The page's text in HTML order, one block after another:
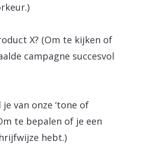
X? (Om te kijken of
campagne succesvol
van onze ‘tone of
te bepalen of je een
hebt.)